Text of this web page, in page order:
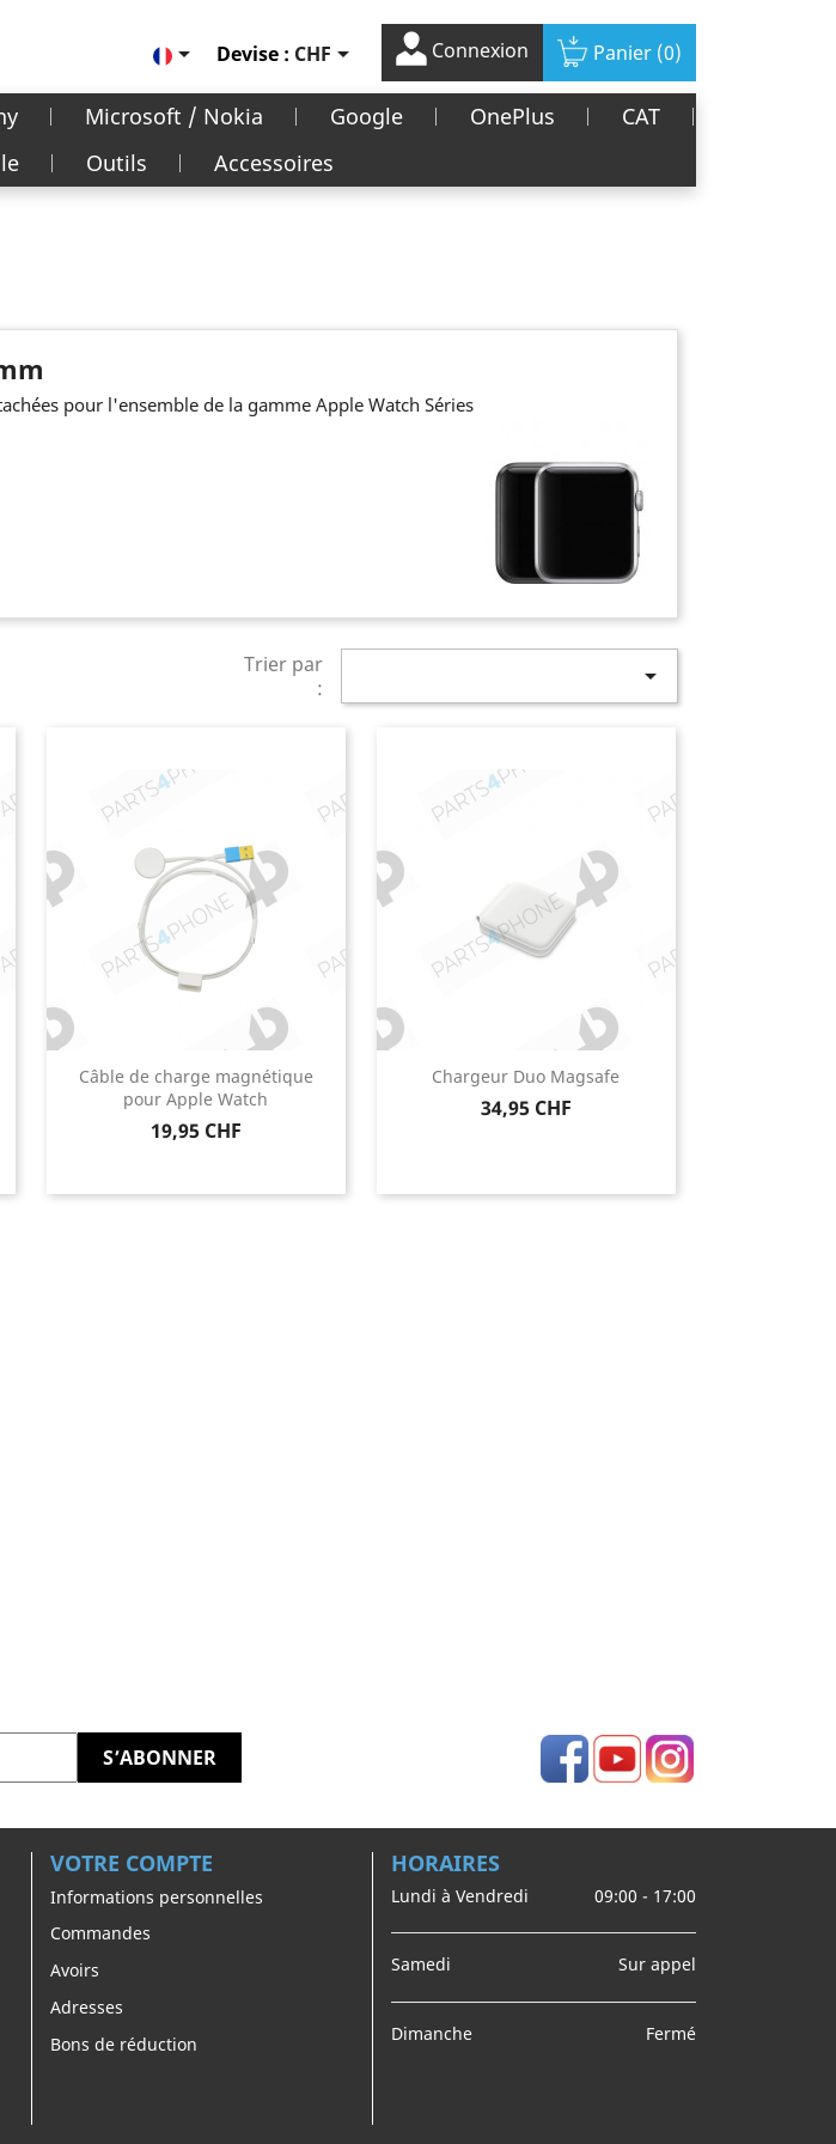
 Devise : CHF Connexion Panier (0)
Microsoft / Nokia Google OnePlus
CAT
Outils Accessoires
pour l'ensemble de la gamme Apple Watch Séries
Trier par
:

Câble de charge magnétique
pour Apple Watch
Prix
19,95 CHF
Chargeur Duo Magsafe
Prix
34,95 CHF
FacebookYouTubeInstagram
VOTRE COMPTE
Informations personnelles
Commandes
Avoirs
Adresses
Bons de réduction
HORAIRES
Lundi à Vendredi 09:00 - 17:00
Samedi Sur appel
Dimanche Fermé